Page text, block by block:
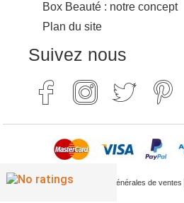
Box Beauté : notre concept
Plan du site
Suivez nous
Conditions générales de ventes